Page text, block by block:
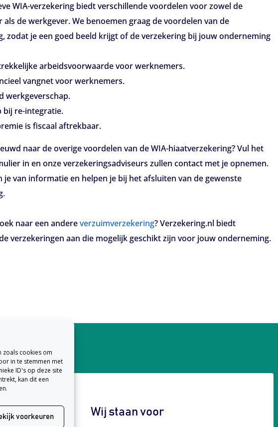
zoals cookies om
in te stemmen met
ID's op deze site
kan dit een
voorkeuren
WIA-verzekering biedt verschillende voordelen voor zowel de
de werkgever. We benoemen graag de voordelen van de
zodat je een goed beeld krijgt of de verzekering bij jouw onderneming
arbeidsvoorwaarde voor werknemers.
vangnet voor werknemers.
werkgeverschap.
bij re-integratie.
is fiscaal aftrekbaar.
naar de overige voordelen van de WIA-hiaatverzekering? Vul het
in en onze verzekeringsadviseurs zullen contact met je opnemen.
je van informatie en helpen je bij het afsluiten van de gewenste
naar een andereverzuimverzekering? Verzekering.nl biedt
verzekeringen aan die mogelijk geschikt zijn voor jouw onderneming.
Wij staan voor